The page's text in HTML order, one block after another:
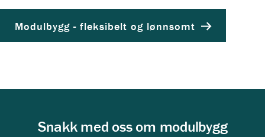
Modulbygg - fleksibelt og lønnsomt
Snakk med oss om modulbygg